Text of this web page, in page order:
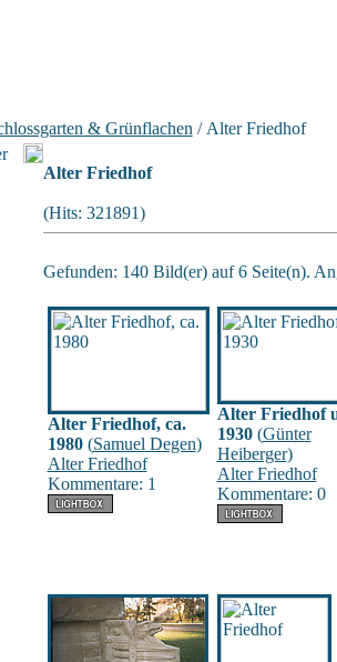
& Grünflachen / Alter Friedhof
Alter Friedhof
(Hits: 321891)
Gefunden: 140 Bild(er) auf 6 Seite(n).
Alter Friedhof, ca.
1980(Samuel Degen)
Alter Friedhof
Kommentare: 1
Alter Friedhof
1930(Günter
Heiberger)
Alter Friedhof
Kommentare: 0